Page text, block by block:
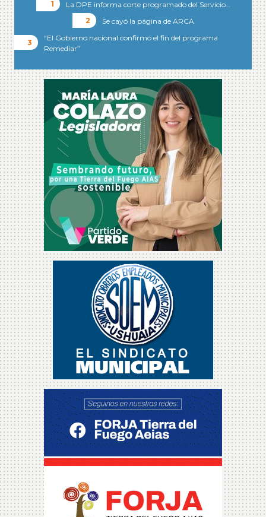
La DPE informa corte programado del Servicio…
Se cayó la página de ARCA
“El Gobierno nacional confirmó el fin del programa
Remediar”